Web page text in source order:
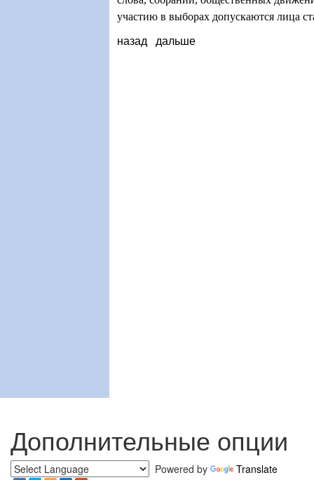
участию в выборах допускаются лица
назад дальше
Дополнительные опции
Powered by Translate